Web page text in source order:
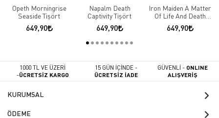
Opeth Morningrise
Seaside Tişört
649,90
Napalm Death
Captivity Tişört
649,90
Iron Maiden A Matter
Of Life And Death
Tişört
649,90
1000 TL VE ÜZERİ
-ÜCRETSİZ KARGO
15 GÜN İÇİNDE -
ÜCRETSİZ İADE
GÜVENLİ - ONLINE
ALIŞVERİŞ
KURUMSAL
ÖDEME